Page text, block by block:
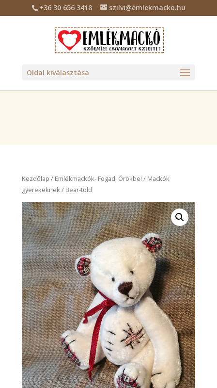
Deprecated: Required parameter $location follows optional
parameter $tax_class in/home/emlekmac/public_html/wp-
content/plugins/billingo/includes/class-billingo.php
+36 30 656 3418 szilvi@emlekmacko.hu
Oldal kiválasztása
Kezdőlap / Emlékmackók- Fogadj Örökbe! / Mackók
gyerekeknek / Bear-told